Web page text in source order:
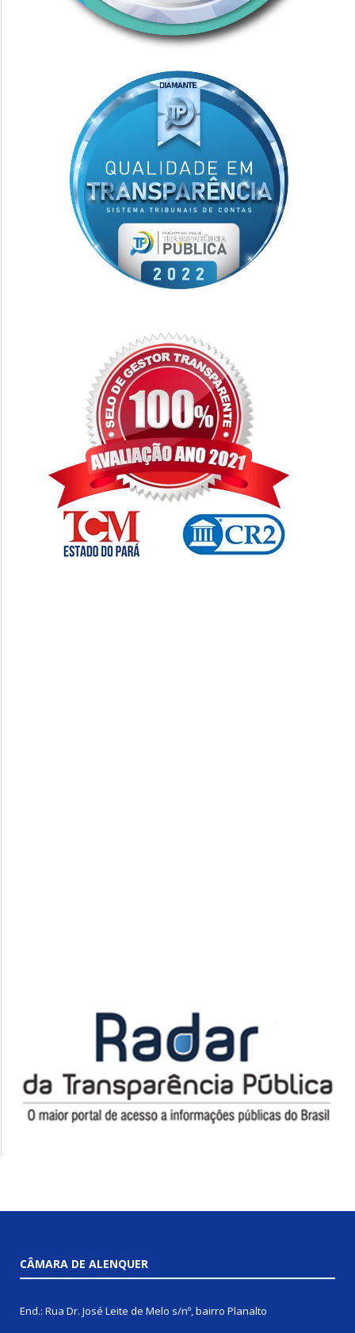
CÂMARA DE ALENQUER
End.: Rua Dr. José Leite de Melo s/nº, bairro Planalto